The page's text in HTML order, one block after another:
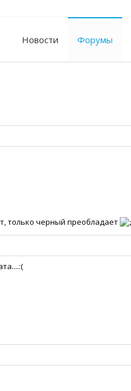
Новости Форумы
только черный преобладает